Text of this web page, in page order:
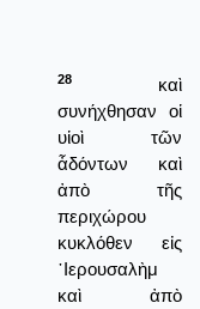
28
καὶ
συνήχθησαν οἱ
υἱοὶ τῶν
ἆδόντων καὶ
ἀπὸ τῆς
περιχώρου
κυκλόθεν εἰς
῾Ιερουσαλὴμ
καὶ ἀπὸ